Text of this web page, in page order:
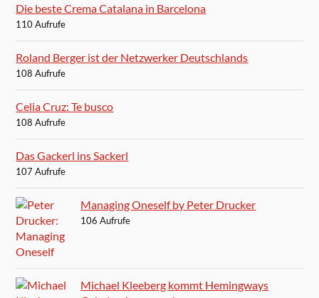
Die beste Crema Catalana in Barcelona
110 Aufrufe
Roland Berger ist der Netzwerker Deutschlands
108 Aufrufe
Celia Cruz: Te busco
108 Aufrufe
Das Gackerl ins Sackerl
107 Aufrufe
Managing Oneself by Peter Drucker
106 Aufrufe
Michael Kleeberg kommt Hemingways